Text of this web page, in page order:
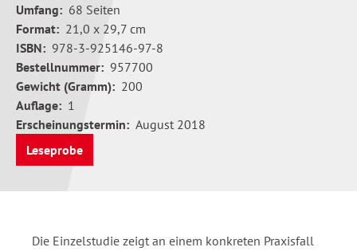
Umfang: 68 Seiten
Format: 21,0 x 29,7 cm
ISBN: 978-3-925146-97-8
Bestellnummer: 957700
Gewicht (Gramm): 200
Auflage: 1
Erscheinungstermin: August 2018
Leseprobe
Die Einzelstudie zeigt an einem konkreten Praxisfall